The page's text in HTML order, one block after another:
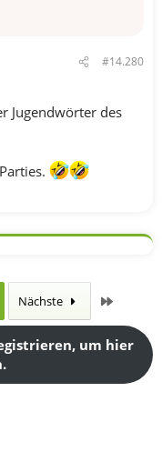
#14.280
Jugendwörter des
Nächste
um hier